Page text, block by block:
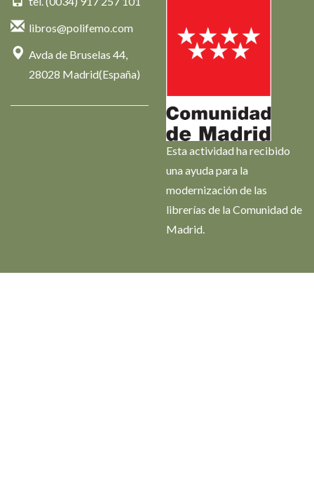
libros@polifemo.com
Avda de Bruselas 44,
28028 Madrid(España)
Esta actividad ha recibido
una ayuda para la
modernización de las
librerías de la Comunidad de
Madrid.